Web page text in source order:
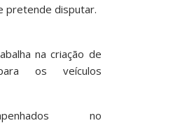
pretende disputar.
na criação de
os veículos
no